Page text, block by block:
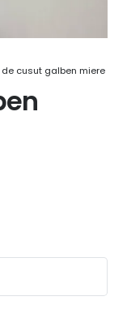
cusut galben miere